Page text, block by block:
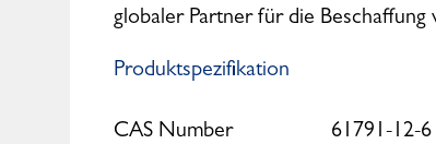
globaler Partner für die
Produktspezifikation
CAS Number 61791-12-6
Maike Kohl